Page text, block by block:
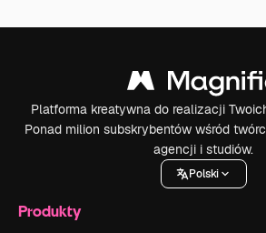
Platforma kreatywna do realizacji
Ponad milion subskrybentów wśród
agencji i studiów.
Polski
Produkty